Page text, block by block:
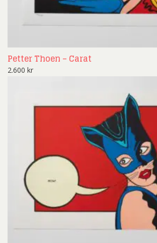
Petter Thoen – Carat
2.600 kr